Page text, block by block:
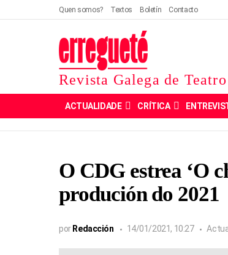
Quen somos? Textos Boletín Contacto
Revista Galega de Teatro
ACTUALIDADE CRÍTICA
O CDG estrea ‘O
produción do 2021
por Redacción 14/01/2021, 10:27